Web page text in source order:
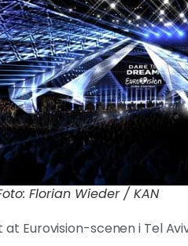
Florian Wieder / KAN
Eurovision-scenen i Tel